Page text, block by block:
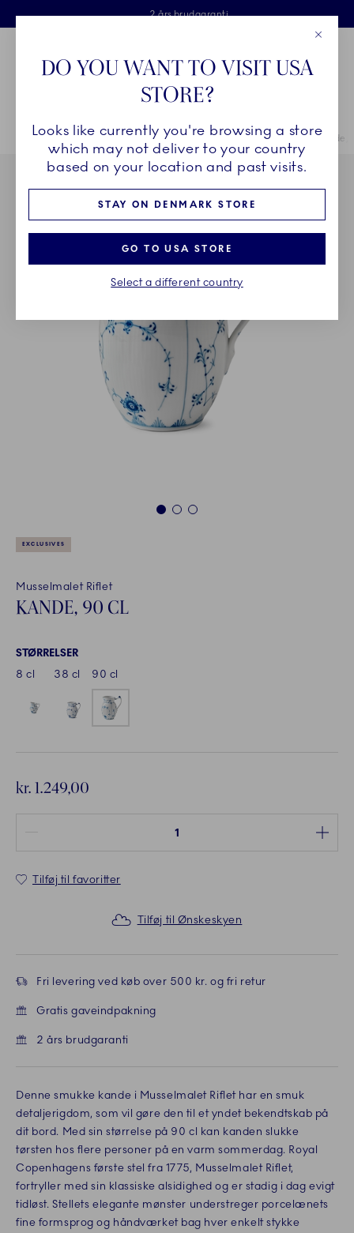
Skip Navigation
Fri levering ved køb over 500 kr. og fri retur
Gratis gaveindpakning
2 års brudgaranti
Royal Copenhagen
Breadcrumb Headlinesss
HjemSTEL Stel Musselmalet Riflet Musselmalet Riflet kande,
1 2 3
EXCLUSIVES
Musselmalet Riflet
KANDE, 90 CL
STØRRELSER
8 cl
38 cl 90 cl
kr. 1.249,00
Tilføj til favoritter
Tilføj til Ønskeskyen
Fri levering ved køb over 500 kr. og fri retur
Gratis gaveindpakning
2 års brudgaranti
Denne smukke kande i Musselmalet Riflet har en smuk
detaljerigdom, som vil gøre den til et yndet bekendtskab på
dit bord. Med sin størrelse på 90 cl kan kanden slukke
tørsten hos flere personer på en varm sommerdag. Royal
Copenhagens første stel fra 1775, Musselmalet Riflet,
fortryller med sin klassiske alsidighed og er stadig i dag evigt
tidløst. Stellets elegante mønster understreger porcelænets
fine formsprog og håndværket bag hver enkelt stykke
DO YOU WANT TO VISIT USA
STORE?
Looks like currently you're browsing a store
which may not deliver to your country
based on your location and past visits.
STAY ON DENMARK STORE
GO TO USA STORE
Select a different country